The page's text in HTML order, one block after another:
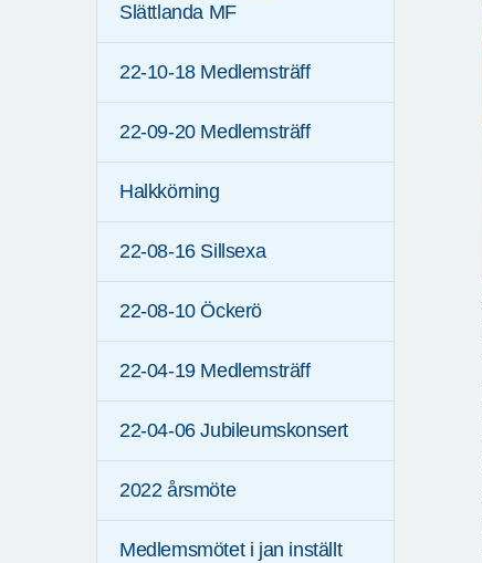
Slättlanda MF
22-10-18 Medlemsträff
22-09-20 Medlemsträff
Halkkörning
22-08-16 Sillsexa
22-08-10 Öckerö
22-04-19 Medlemsträff
22-04-06 Jubileumskonsert
2022 årsmöte
Medlemsmötet i jan inställt